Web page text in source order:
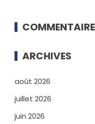
ARCHIVES
août 2026
juillet 2026
juin 2026